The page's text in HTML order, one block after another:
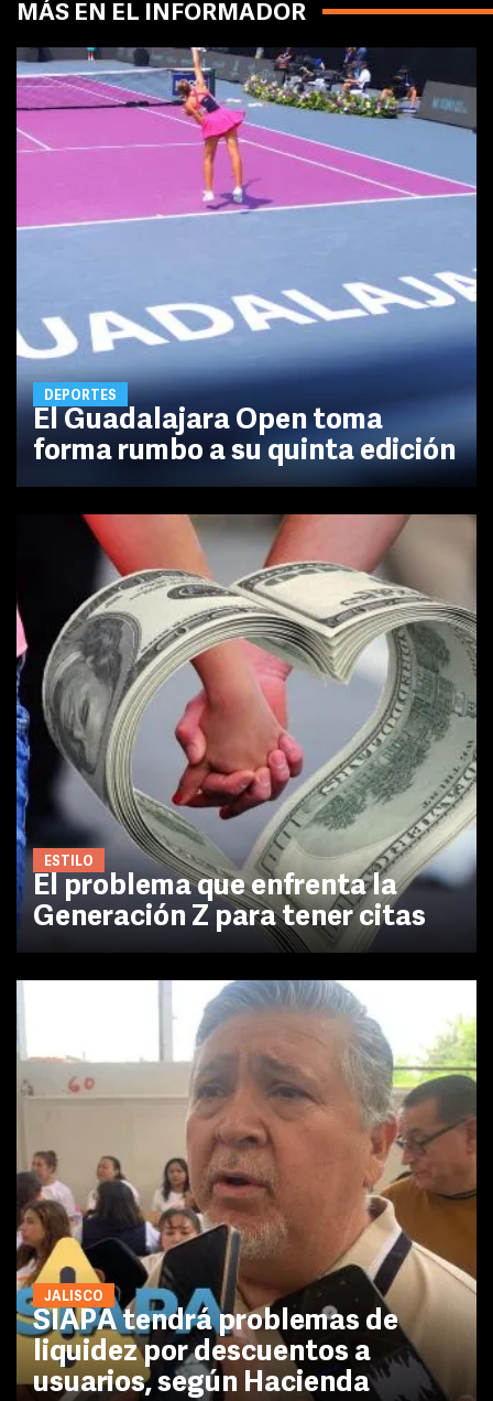
MÁS EN EL INFORMADOR
DEPORTES
El Guadalajara Open toma
forma rumbo a su quinta edición
ESTILO
El problema que enfrenta la
Generación Z para tener citas
JALISCO
SIAPA tendrá problemas de
liquidez por descuentos a
usuarios, según Hacienda